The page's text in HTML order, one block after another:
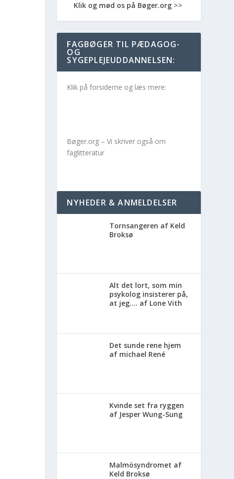
Klik og mød os på Bøger.org>>
FAGBØGER TIL PÆDAGOG-
OG
SYGEPLEJEUDDANNELSEN:
Klik på forsiderne og læs mere:
Bøger.org – Vi skriver også om
faglitteratur
NYHEDER & ANMELDELSER
Tornsangeren af Keld
Broksø
Alt det lort, som min
psykolog insisterer på,
at jeg…. af Lone Vith
Det sunde rene hjem
af michael René
Kvinde set fra ryggen
af Jesper Wung-Sung
Malmösyndromet af
Keld Broksø